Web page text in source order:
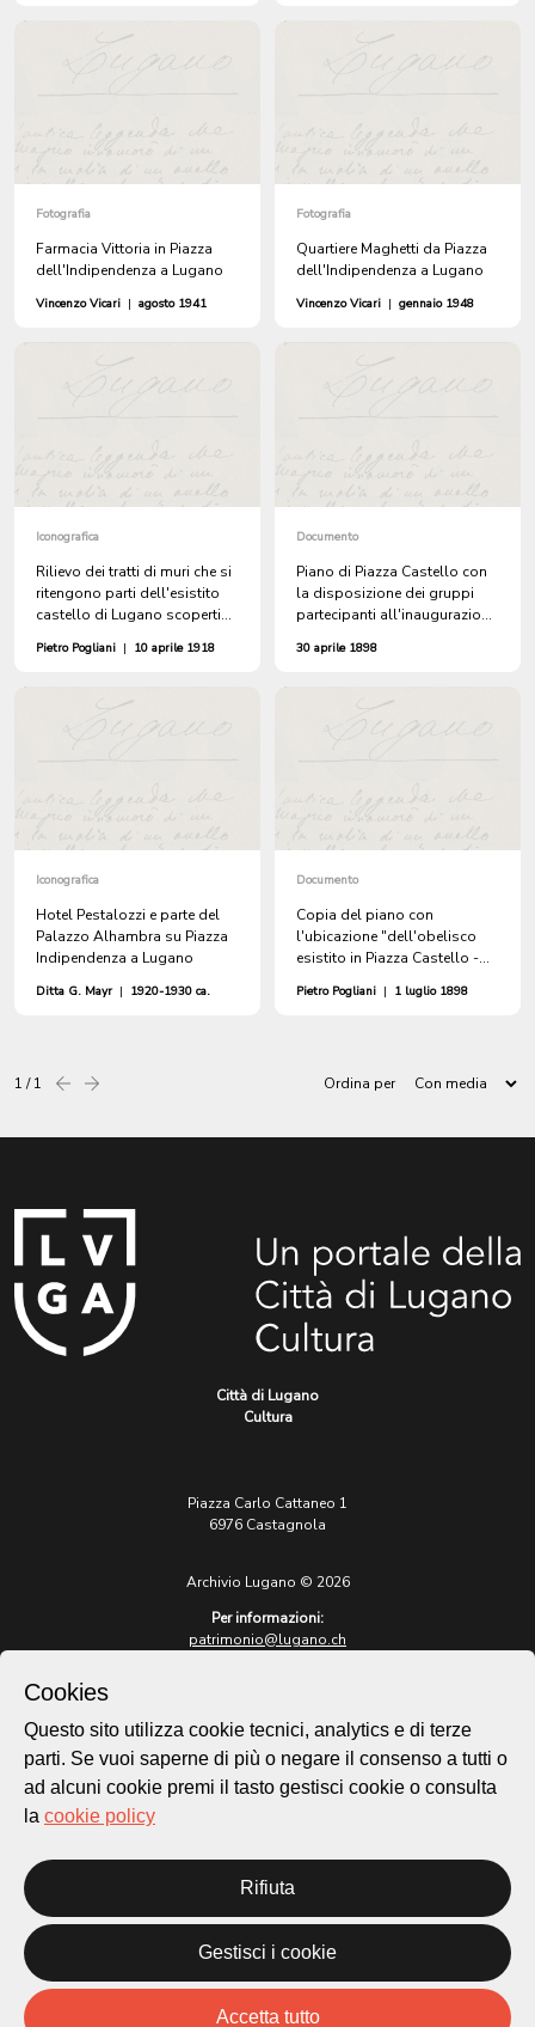
Fotografia
Farmacia Vittoria in Piazza
dell'Indipendenza a Lugano
Vincenzo Vicari | agosto 1941
Fotografia
Quartiere Maghetti da Piazza
dell'Indipendenza a Lugano
Vincenzo Vicari | gennaio 1948
Iconografica
Rilievo dei tratti di muri che si
ritengono parti dell'esistito
castello di Lugano scoperti
costruzione di un tronco della
Pietro Pogliani | 10 aprile 1918
Documento
Piano di Piazza Castello con
la disposizione dei gruppi
partecipanti all'inaugurazione
all'Indipendenza
30 aprile 1898
Iconografica
Hotel Pestalozzi e parte del
Palazzo Alhambra su Piazza
Indipendenza a Lugano
Ditta G. Mayr | 1920-1930 ca.
Documento
Copia del piano con
l'ubicazione "dell'obelisco
esistito in Piazza Castello -
che in seguito al suo ristauro,
recinto in ferro, servì quale
Pietro Pogliani | 1 luglio 1898
1 / 1 Precedentesuccessiva Ordina per
Città di Lugano
Cultura
Piazza Carlo Cattaneo 1
6976 Castagnola
Archivio Lugano © 2026
Per informazioni:
patrimonio@lugano.ch
lugano.ch
Cookie policy
Privacy Policy
Homepage
Temi
Novità
Progetti
Cookies
Questo sito utilizza cookie tecnici, analytics e di terze
parti. Se vuoi saperne di più o negare il consenso a tutti o
ad alcuni cookie premi il tasto gestisci cookie o consulta
la cookie policy
Rifiuta
Gestisci i cookie
Accetta tutto